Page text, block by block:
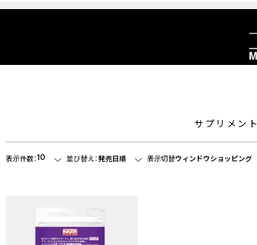
サプリメント
表示件数：10 並び替え：発売日順 表示切替ウィンドウショッピング